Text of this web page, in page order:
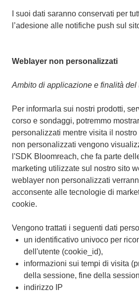
I suoi dati saranno conservati per
l’adesione alle notifiche push sul
Weblayer non personalizzati
Ambito di applicazione e finalità del
Per informarla sui nostri prodotti,
corso e sondaggi, potremmo
personalizzati mentre visita il
non personalizzati vengono
l'SDK Bloomreach, che fa parte
marketing utilizzate sul nostro sito
weblayer non personalizzati
acconsente alle tecnologie di
cookie.
Vengono trattati i seguenti dati
un identificativo univoco per
dell'utente (cookie_id),
informazioni sui tempi di visita
della sessione, fine della
indirizzo IP